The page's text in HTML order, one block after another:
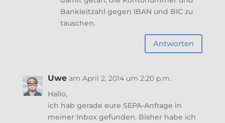
Bankleitzahl gegen IBAN und BIC zu
tauschen.
Antworten
Uwe am April 2, 2014 um 2:20 p.m.
Hallo,
ich hab gerade eure SEPA-Anfrage in
meiner Inbox gefunden. Bisher habe ich